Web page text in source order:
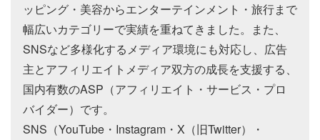
ッピング・美容からエンターテインメント・旅行まで
幅広いカテゴリーで実績を重ねてきました。また、
SNSなど多様化するメディア環境にも対応し、広告
主とアフィリエイトメディア双方の成長を支援する、
国内有数のASP（アフィリエイト・サービス・プロ
バイダー）です。
SNS（YouTube・Instagram・X（旧Twitter）・